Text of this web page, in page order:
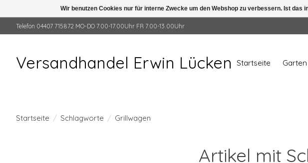
Telefon 04407 715872 MO-DO 7.00-17.00Uhr FR 7.00-13.00Uhr
Versandhandel Erwin Lücken Startseite Garten
Startseite / Schlagworte / Grillwagen
Artikel mit
Wir benutzen Cookies nur für interne Zwecke um den Webshop zu verbessern. Ist das